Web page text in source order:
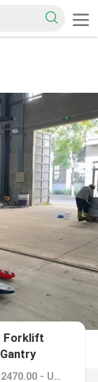
Forklift
Harga：USD2470.00 - USD4700.00